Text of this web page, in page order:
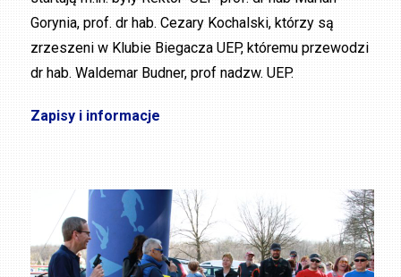
Gorynia, prof. dr hab. Cezary Kochalski, którzy są
zrzeszeni w Klubie Biegacza UEP, któremu przewodzi
dr hab. Waldemar Budner, prof nadzw. UEP.
Zapisy i informacje